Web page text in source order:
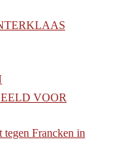
VOOR
tegen Francken in